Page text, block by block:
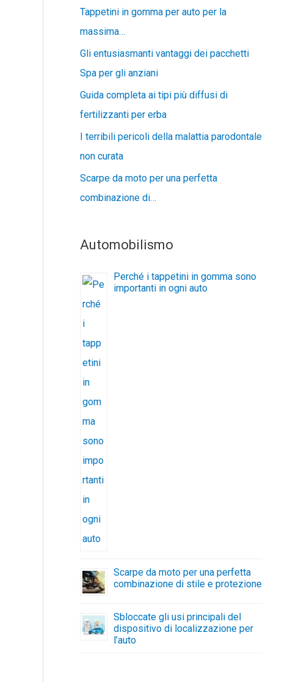
Tappetini in gomma per auto per la
massima…
Gli entusiasmanti vantaggi dei pacchetti
Spa per gli anziani
Guida completa ai tipi più diffusi di
fertilizzanti per erba
I terribili pericoli della malattia parodontale
non curata
Scarpe da moto per una perfetta
combinazione di…
Automobilismo
Perché i tappetini in gomma sono
importanti in ogni auto
Scarpe da moto per una perfetta
combinazione di stile e protezione
Sbloccate gli usi principali del
dispositivo di localizzazione per
l’auto